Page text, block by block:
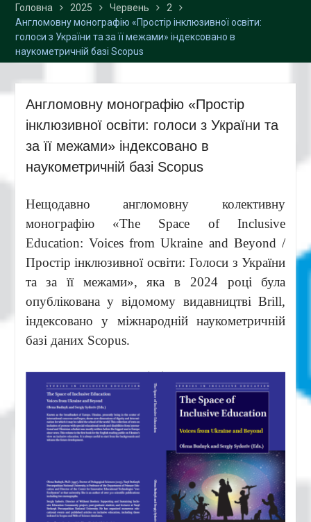
Головна 2025 Червень
2
Англомовну монографію «Простір інклюзивної освіти:
голоси з України та за її межами» індексовано в
наукометричній базі Scopus
Англомовну монографію «Простір
інклюзивної освіти: голоси з України та
за її межами» індексовано в
наукометричній базі Scopus
Нещодавно англомовну колективну
монографію «The Space of Inclusive
Education: Voices from Ukraine and Beyond /
Простір інклюзивної освіти: Голоси з України
та за її межами», яка в 2024 році була
опублікована у відомому видавництві Brill,
індексовано у міжнародній наукометричній
базі даних Scopus.